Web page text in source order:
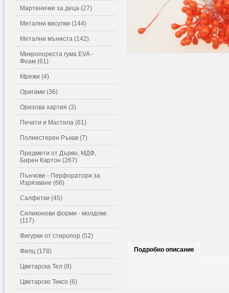
Мартенички за деца (27)
Метални висулки (144)
Метални мъниста (142)
Микропореста гума EVA -
Фоам (61)
Мрежи (4)
Оригами (36)
Оризова хартия (3)
Печати и Мастила (61)
Полиестерен Ръкав (7)
Предмети от Дърво, МДФ,
Бирен Картон (267)
Пънчове - Перфоратори за
Изрязване (66)
Салфетки (45)
Силиконови форми - молдове
(117)
Фигурки от стиропор (52)
Филц (178)
Цветарска Тел (8)
Цветарско Тиксо (6)
Подробно описание